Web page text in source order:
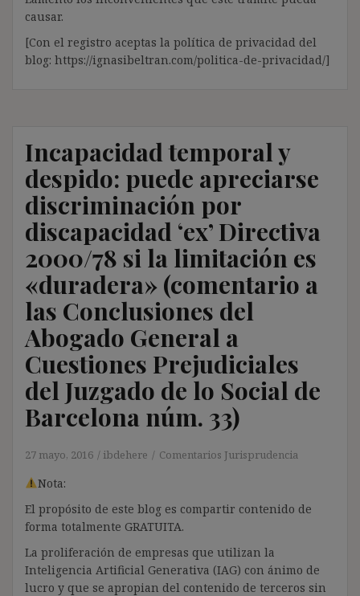
causar.
[Con el registro aceptas la política de privacidad del
blog: https://ignasibeltran.com/politica-de-privacidad/]
Incapacidad temporal y
despido: puede apreciarse
discriminación por
discapacidad ‘ex’ Directiva
2000/78 si la limitación es
«duradera» (comentario a
las Conclusiones del
Abogado General a
Cuestiones Prejudiciales
del Juzgado de lo Social de
Barcelona núm. 33)
27 mayo, 2016 ibdehere Comentarios Jurisprudencia
Nota:
El propósito de este blog es compartir contenido de
forma totalmente GRATUITA.
La proliferación de empresas que utilizan la
Inteligencia Artificial Generativa (IAG) con ánimo de
lucro y que se apropian del contenido de terceros sin